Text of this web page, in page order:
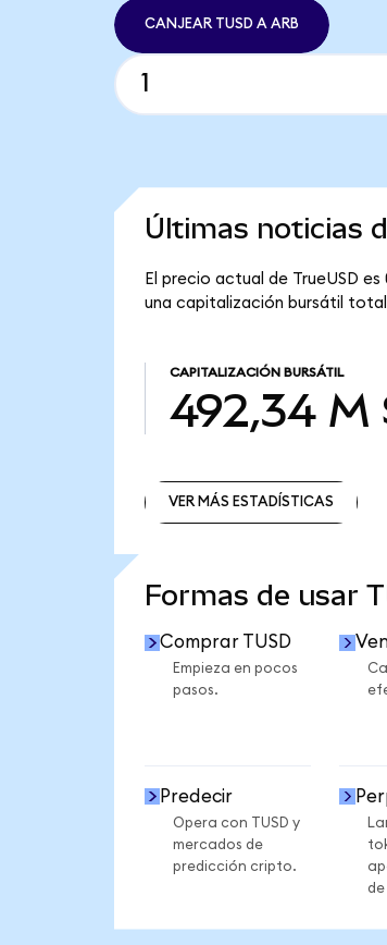
CANJEAR TUSD A ARB
Últimas noticias
El precio actual de TrueUSD
una capitalización bursátil
CAPITALIZACIÓN BURSÁTIL
492,34 M
VER MÁS ESTADÍSTICAS
Formas de usar
Comprar TUSD
Empieza en pocos
pasos.
Predecir
Opera con TUSD y
mercados de
predicción cripto.